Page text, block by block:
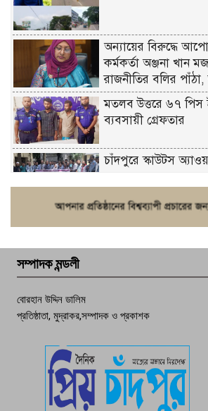
অন্যায়ের বিরুদ্ধে
কর্মকর্তা অঞ্জনা খান
রাজনীতির বলির
মতলব উত্তরে ৬৭ পিস
ব্যবসায়ী গ্রেফতার
চাঁদপুরে স্কাউটস
পচা দুর্গন্ধে ৯৯৯-এ
তরুণের অর্ধগলিত লাশ
সম্পাদক মন্ডলী
বোরহান উদ্দিন ডালিম
প্রতিষ্ঠাতা, মুদ্রাকর,সম্পাদক ও প্রকাশক